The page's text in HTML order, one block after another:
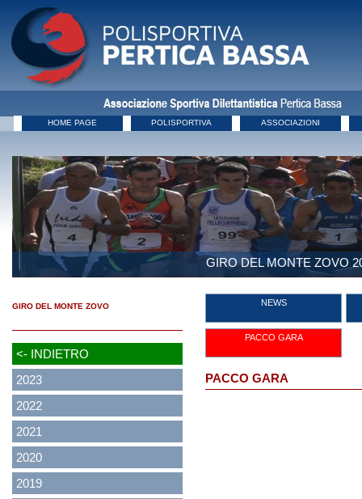
HOME PAGE POLISPORTIVA ASSOCIAZIONI
GIRO DEL MONTE ZOVO
GIRO DEL MONTE ZOVO
<- INDIETRO
2023
2022
2021
2020
2019
NEWS
PACCO GARA
PACCO GARA